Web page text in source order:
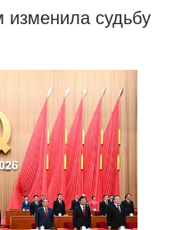
изменила судьбу